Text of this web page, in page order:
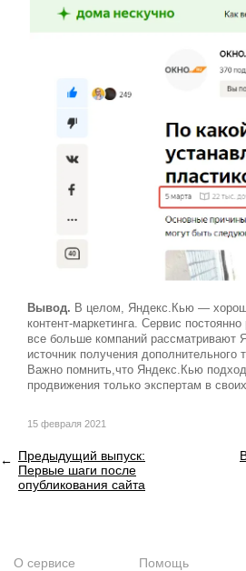
Вывод. В целом, Яндекс.Кью —
контент-маркетинга. Сервис
все больше компаний рассматривают
источник получения дополнительного
Важно помнить,что Яндекс.Кью
продвижения только экспертам в
15 февраля 2021
Предыдущий выпуск:
Первые шаги после
опубликования сайта
О сервисе Помощь